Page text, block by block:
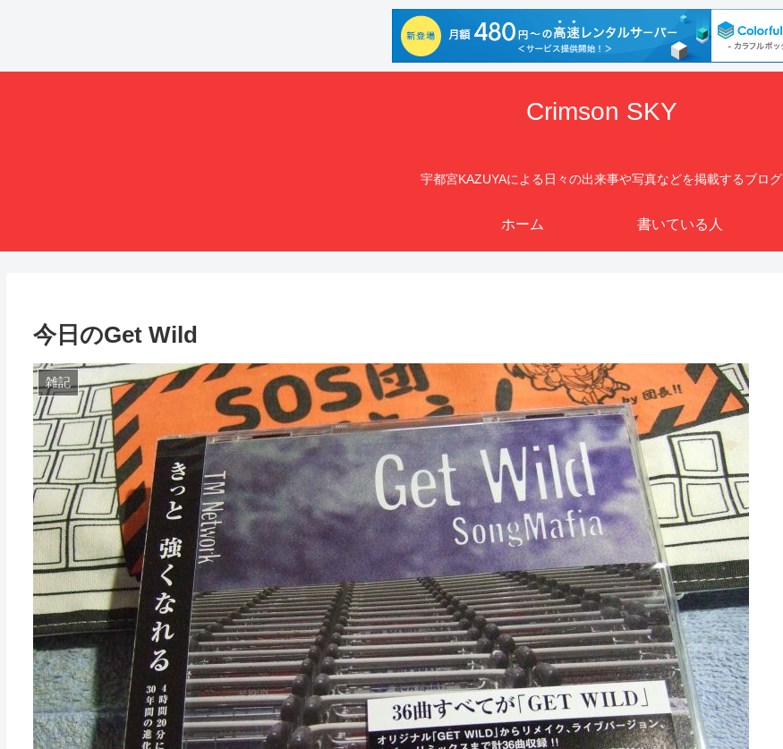
Crimson SKY
宇都宮KAZUYAによる日々の出来事や写真などを掲載するブログ
ホーム 書いている人
今日のGet Wild
雑記